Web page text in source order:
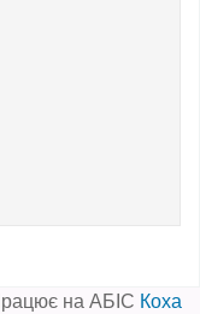
на АБІС Коха